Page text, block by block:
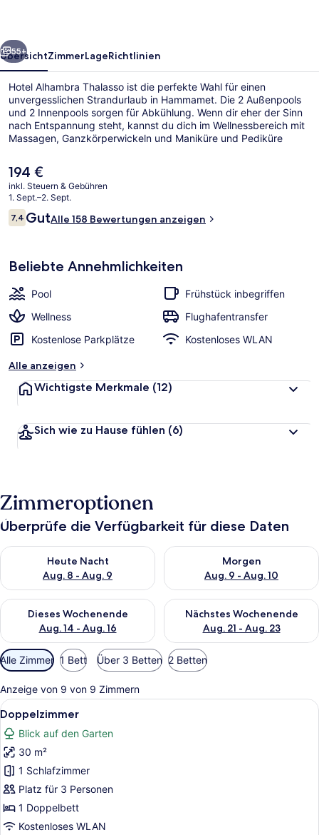
Weiter
55+
ÜbersichtZimmerLageRichtlinien
Hotel Alhambra Thalasso ist die perfekte Wahl für einen
unvergesslichen Strandurlaub in Hammamet. Die 2 Außenpools
und 2 Innenpools sorgen für Abkühlung. Wenn dir eher der Sinn
nach Entspannung steht, kannst du dich im Wellnessbereich mit
Massagen, Ganzkörperwickeln und Maniküre und Pediküre
mediterrane Küche und ist zum Mittagessen und Abendessen
geöffnet. Als weitere Highlights bietet dieses Hotel im luxuriösen
Stil 3 Bars/Lounges, einen kostenlosen Kinderclub und eine
Poolbar.
Der
aktuelle
Preis
beträgt
194 €.
194 €
inkl. Steuern & Gebühren
1. Sept.–2. Sept.
Bewertungen
7,47,4 von 10.
GutAlle 158 Bewertungen anzeigen
Beliebte Annehmlichkeiten
Pool
Frühstück inbegriffen
Wellness
Flughafentransfer
Kostenlose Parkplätze
Kostenloses WLAN
Alle anzeigen
Wichtigste Merkmale (12)
Sich wie zu Hause fühlen (6)
Zimmeroptionen
Überprüfe die Verfügbarkeit für diese Daten
Heute Nacht
Aug. 8 - Aug. 9
Überprüfe die Verfügbarkeit für heute Nacht, Aug. 8 -
Morgen
Aug. 9 - Aug. 10
Überprüfe die
Dieses Wochenende
Aug. 14 - Aug. 16
Überprüfe die Verfügbarkeit für dieses Wochenende, Aug.
Nächstes Wochenende
Aug. 21 - Aug. 23
Überprüfe die Verfügbarkeit
Verfügbare
Filter
für
Zimmer
Alle Zimmer 1 Bett Über 3 Betten 2 Betten
Anzeige von 9 von 9 Zimmern
Alle
Fotos
für
Doppelzimmer
anzeigen
Ein Hotelzimmer mit einem
6
Doppelzimmer
Blick auf den Garten
30 m²
1 Schlafzimmer
Platz für 3 Personen
1 Doppelbett
Kostenloses WLAN